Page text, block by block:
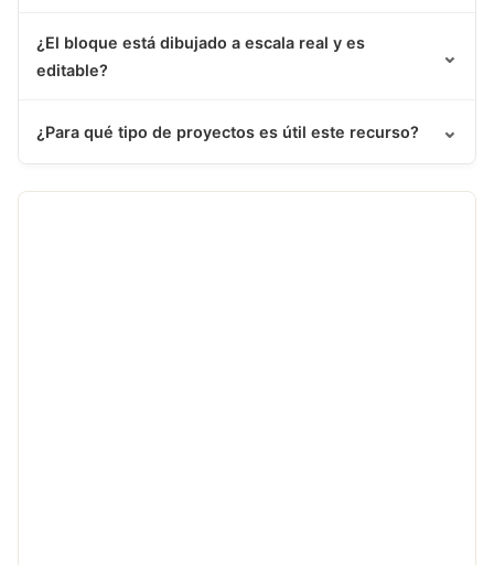
¿El bloque está dibujado a escala real y es
editable?
⌄
¿Para qué tipo de proyectos es útil este recurso? ⌄